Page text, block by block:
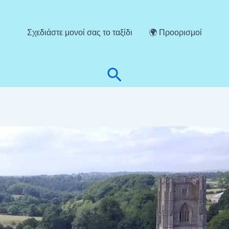
Σχεδιάστε μονοί σας το ταξίδι 🌍 Προορισμοί
Αναζήτηση